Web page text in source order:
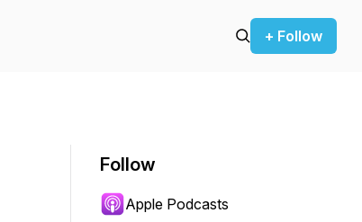
+ Follow
Follow
Apple Podcasts